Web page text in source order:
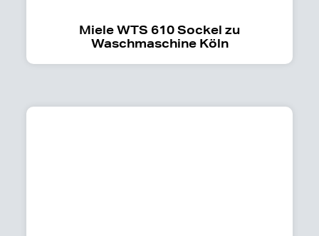
Miele WTS 610 Sockel zu
Waschmaschine Köln